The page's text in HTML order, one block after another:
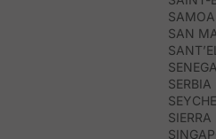
SAN
SIERRA